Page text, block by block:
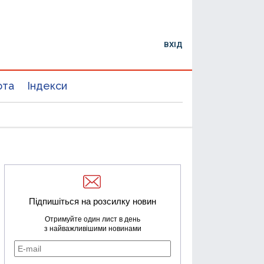
ВХІД
Індекси
Підпишіться на розсилку новин
Отримуйте один лист в день
з найважливішими новинами